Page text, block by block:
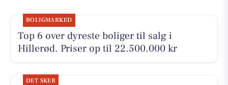
BOLIGMARKED
Top 6 over dyreste boliger til salg i
Hillerød. Priser op til 22.500.000 kr
DET SKER